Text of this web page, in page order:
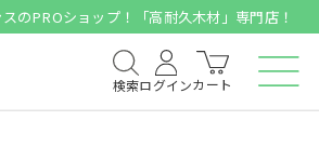
のPROショップ！「高耐久木材」専門店！
検索ログインカート